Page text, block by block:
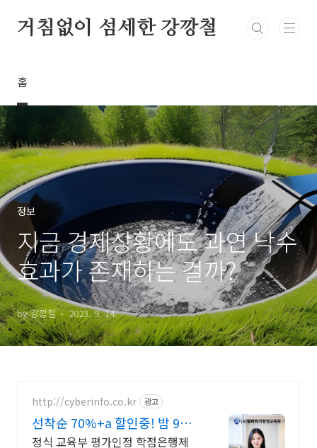
거침없이 섬세한 강깡철
홈
정보
지금 경제상황에도 과연 낙수
효과가 존재하는 걸까?
by 강깡철 2023. 9. 14.
http://cyberinfo.co.kr 광고
선착순 70%+a 할인중! 밤 9시
까지 상담가능!
정식 교육부 평가인정 학점은행제